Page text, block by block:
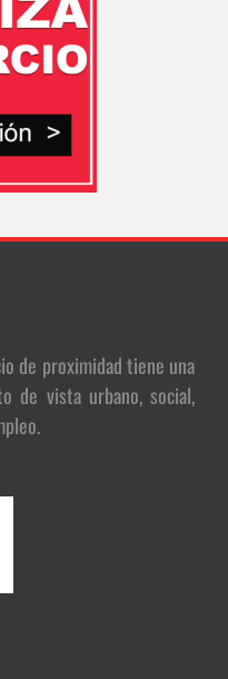
de proximidad tiene una
de vista urbano, social,